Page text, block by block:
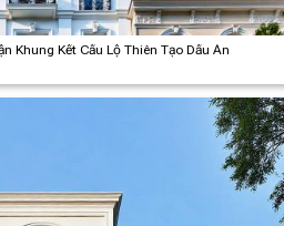
Khung Kết Cấu Lộ Thiên Tạo Dấu Ấn